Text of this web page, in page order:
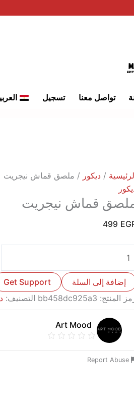
تواصل معنا تسجيل
/ ديكور / ملصق قماش نيجريت
قماش نيجريت
499
إضافة إلى السلة
Get Support
المنتج: bb458dc925a3 التصنيف:
Art Mood